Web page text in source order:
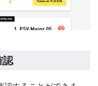
認